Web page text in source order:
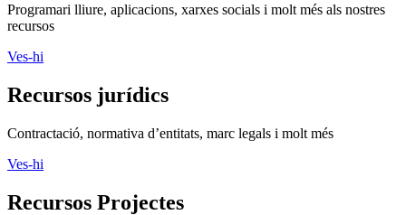
Programari lliure, aplicacions, xarxes socials i molt més als nostres
recursos
Ves-hi
Recursos jurídics
Contractació, normativa d’entitats, marc legals i molt més
Ves-hi
Recursos Projectes